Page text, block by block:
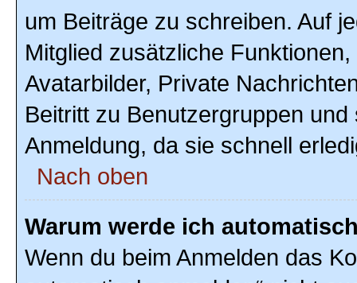
um Beiträge zu schreiben. Auf
Mitglied zusätzliche
Avatarbilder, Private
Beitritt zu Benutzergruppen
Anmeldung, da sie schnell
Nach oben
Warum werde ich
Wenn du beim Anmelden das